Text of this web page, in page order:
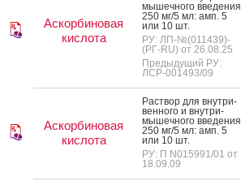
Аскорбиновая
кислота
мышеч­но­го вве­дения
250 мг/5 мл: амп. 5
или 10 шт.
РУ: ЛП-№(011439)-
(РГ-RU) от 26.08.25
Предыдущий РУ:
ЛСР-001493/09
Аскорбиновая
кислота
Рас­твор для внут­ри­
вен­но­го и внут­ри­
мышеч­но­го вве­дения
250 мг/5 мл: амп. 5
или 10 шт.
РУ: П N015991/01 от
18.09.09